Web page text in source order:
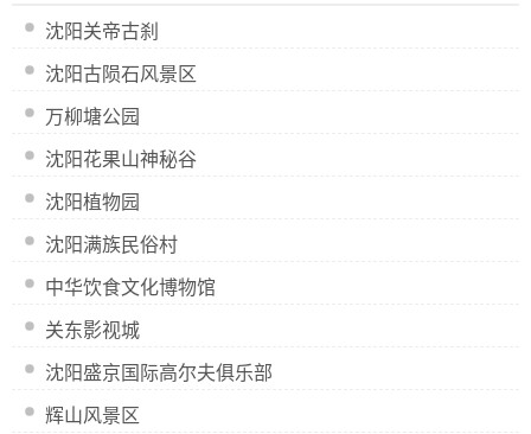
沈阳关帝古刹
沈阳古陨石风景区
万柳塘公园
沈阳花果山神秘谷
沈阳植物园
沈阳满族民俗村
中华饮食文化博物馆
关东影视城
沈阳盛京国际高尔夫俱乐部
辉山风景区